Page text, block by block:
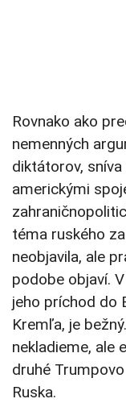
Rovnako ako
nemenných
diktátorov,
americkými
téma ruského
neobjavila, ale
podobe objaví.
jeho príchod do
Kremľa, je
nekladieme, ale
druhé
Ruska.